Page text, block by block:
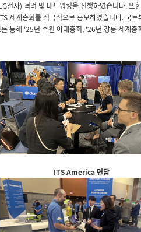
전자) 격려 및 네트워킹을 진행하였습니다. 또
세계총회를 적극적으로 홍보하였습니다.국토
통해 '25년 수원 아태총회, '26년 강릉 세계총
ITS America 면담